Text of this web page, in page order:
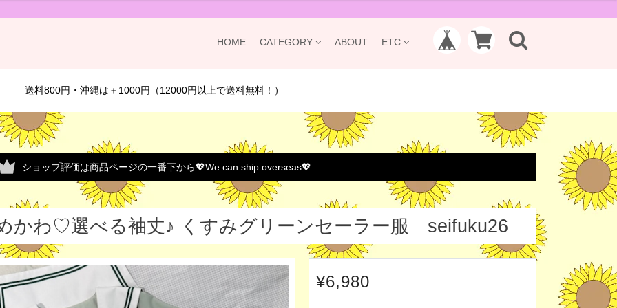
HOME CATEGORY ABOUT ETC
送料800円・沖縄は＋1000円（12000円以上で送料無料！）
ショップ評価は商品ページの一番下から💖We can ship overseas💖
かわ♡選べる袖丈♪ くすみグリーンセーラー服 seifuku26
¥6,980